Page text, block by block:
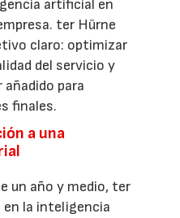
artificial en
ter Hürne
claro: optimizar
del servicio y
para
finales.
a una
un año y medio, ter
en la inteligencia